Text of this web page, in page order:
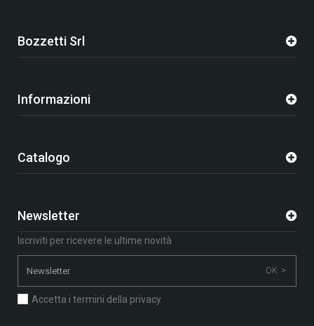
Bozzetti Srl
Informazioni
Catalogo
Newsletter
Iscriviti per ricevere le ultime novità
OK >
Accetta i termini della privacy